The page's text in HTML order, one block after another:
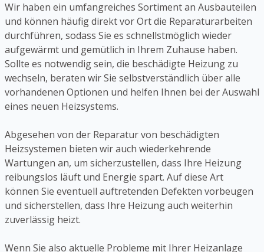
Wir haben ein umfangreiches Sortiment an Ausbauteilen
und können häufig direkt vor Ort die Reparaturarbeiten
durchführen, sodass Sie es schnellstmöglich wieder
aufgewärmt und gemütlich in Ihrem Zuhause haben.
Sollte es notwendig sein, die beschädigte Heizung zu
wechseln, beraten wir Sie selbstverständlich über alle
vorhandenen Optionen und helfen Ihnen bei der Auswahl
eines neuen Heizsystems.
Abgesehen von der Reparatur von beschädigten
Heizsystemen bieten wir auch wiederkehrende
Wartungen an, um sicherzustellen, dass Ihre Heizung
reibungslos läuft und Energie spart. Auf diese Art
können Sie eventuell auftretenden Defekten vorbeugen
und sicherstellen, dass Ihre Heizung auch weiterhin
zuverlässig heizt.
Wenn Sie also aktuelle Probleme mit Ihrer Heizanlage